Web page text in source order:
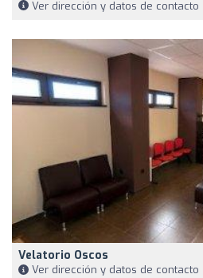
Ver dirección y datos de contacto
Velatorio Oscos
Ver dirección y datos de contacto